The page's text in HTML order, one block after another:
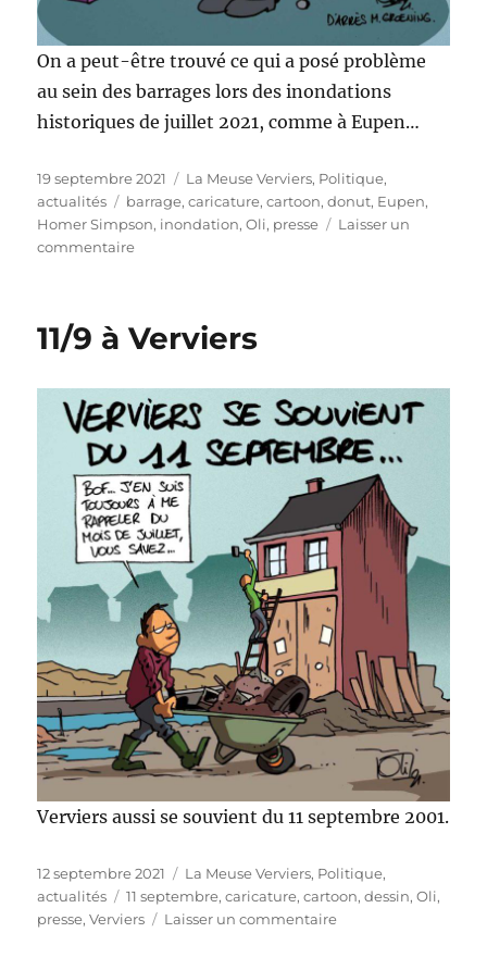
On a peut-être trouvé ce qui a posé problème
au sein des barrages lors des inondations
historiques de juillet 2021, comme à Eupen…
Publié
le
19 septembre 2021 Catégories
La Meuse Verviers, Politique,
actualités
Étiquettes
barrage,caricature,cartoon,donut, Eupen,
Homer Simpson, inondation,Oli, presse
Laisser un
commentairesur
11/9 à Verviers
Verviers aussi se souvient du 11 septembre 2001.
Publié
le
12 septembre 2021 Catégories
La Meuse Verviers, Politique,
actualités
Étiquettes
11 septembre,caricature,cartoon,dessin,Oli,
presse,Verviers Laisser un commentairesur